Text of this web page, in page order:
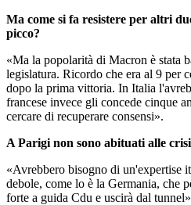
Ma come si fa resistere per altri
picco?
«Ma la popolarità di Macron è stata
legislatura. Ricordo che era al 9 per
dopo la prima vittoria. In Italia
francese invece gli concede cinque
cercare di recuperare consensi».
A Parigi non sono abituati alle
«Avrebbero bisogno di un'expertise
debole, come lo è la Germania, che
forte a guida Cdu e uscirà dal